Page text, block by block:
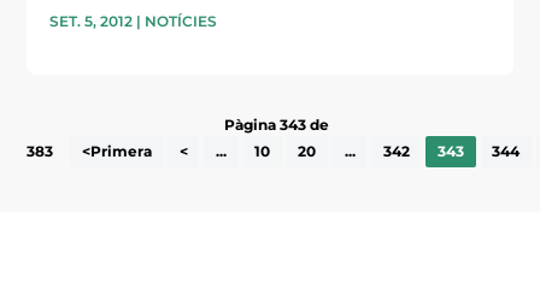
SET. 5, 2012 | NOTÍCIES
Pàgina 343 de
383
<Primera < ... 10 20 ... 342 343 344